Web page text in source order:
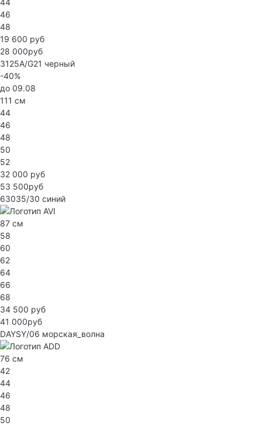
46
48
19 600 руб
28 000руб
3125A/G21 черный
-40%
до 09.08
111 см
44
46
48
50
52
32 000 руб
53 500руб
63035/30 синий
87 см
58
60
62
64
66
68
34 500 руб
41 000руб
DAYSY/06 морская_волна
76 см
42
44
46
48
50